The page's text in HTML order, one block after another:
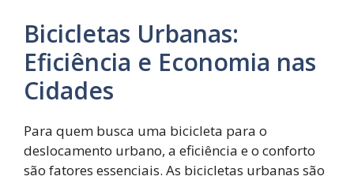
Bicicletas Urbanas:
Eficiência e Economia nas
Cidades
Para quem busca uma bicicleta para o
deslocamento urbano, a eficiência e o conforto
são fatores essenciais. As bicicletas urbanas são